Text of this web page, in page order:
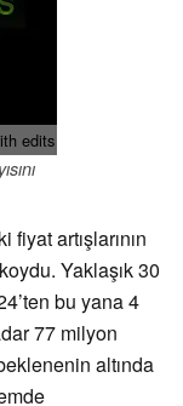
edits
artışlarının
Yaklaşık 30
bu yana 4
77 milyon
altında